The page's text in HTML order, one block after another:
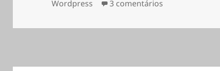
a
Wordpress
3 comentários